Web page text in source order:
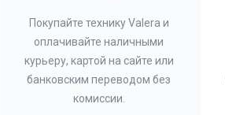
Покупайте технику Valera и
оплачивайте наличными
курьеру, картой на сайте или
банковским переводом без
комиссии.